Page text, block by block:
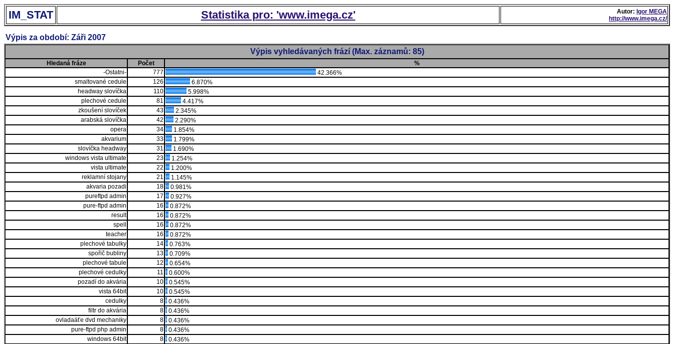
IM_STAT Statistika pro: 'www.imega.cz' Autor: Igor MEGA
http://www.imega.cz/
Výpis za období: Záři 2007
Výpis vyhledávaných frází (Max. záznamů: 85)
Hledaná fráze Počet
%
-Ostatni-
777
42.366%
smaltované cedule
126
6.870%
headway slovíčka
110
5.998%
plechové cedule
81
4.417%
zkoušení slovíček
43
2.345%
arabská slovíčka
42
2.290%
opera
34
1.854%
akvarium
33
1.799%
slovíčka headway
31
1.690%
windows vista ultimate
23
1.254%
vista ultimate
22
1.200%
reklamní stojany
21
1.145%
akvaria pozadi
18
0.981%
pureftpd admin
17
0.927%
pure-ftpd admin
16
0.872%
result
16
0.872%
spell
16
0.872%
teacher
16
0.872%
plechové tabulky
14
0.763%
spořič bubliny
13
0.709%
plechové tabule
12
0.654%
plechové cedulky
11
0.600%
pozadí do akvária
10
0.545%
vista 64bit
10
0.545%
cedulky
8
0.436%
filtr do akvária
8
0.436%
ovladaäťe dvd mechaniky
8
0.436%
pure-ftpd php admin
8
0.436%
windows 64bit
8
0.436%